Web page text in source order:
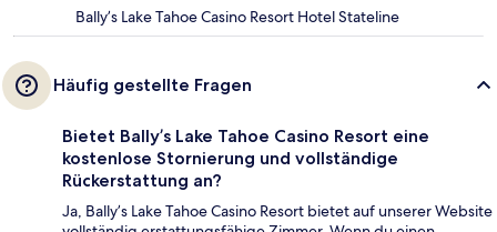
Bally’s Lake Tahoe Casino Resort Hotel Stateline
Häufig gestellte Fragen
Bietet Bally’s Lake Tahoe Casino Resort eine
kostenlose Stornierung und vollständige
Rückerstattung an?
Ja, Bally’s Lake Tahoe Casino Resort bietet auf unserer Website